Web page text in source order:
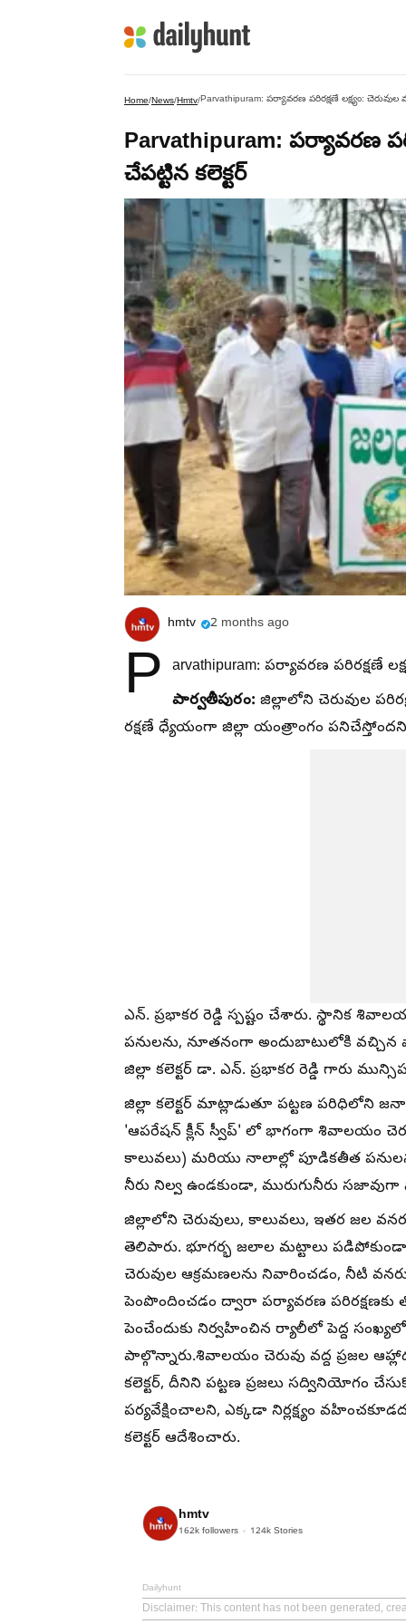
Home/News/Hmtv/Parvathipuram: పర్యావరణ పరిరక్షణే లక్ష్యం: చెరువుల
Parvathipuram: పర్యావరణ
చేపట్టిన కలెక్టర్
hmtv 2 months ago
P arvathipuram: పర్యావరణ పరిరక్షణే
పార్వతీపురం: జిల్లాలోని చెరువుల
రక్షణే ధ్యేయంగా జిల్లా యంత్రాంగం
ఎన్. ప్రభాకర రెడ్డి స్పష్టం చేశారు. స్థానిక
పనులను, నూతనంగా అందుబాటులోకి వచ్చిన
జిల్లా కలెక్టర్ డా. ఎన్. ప్రభాకర రెడ్డి గారు
​జిల్లా కలెక్టర్ మాట్లాడుతూ పట్టణ పరిధిలోని
'ఆపరేషన్ క్లీన్ స్వీప్' లో భాగంగా శివాలయం
కాలువలు) మరియు నాలాల్లో పూడికతీత
నీరు నిల్వ ఉండకుండా, మురుగునీరు
జిల్లాలోని చెరువులు, కాలువలు, ఇతర జల
తెలిపారు. భూగర్భ జలాల మట్టాలు పడిపోకుండా
చెరువుల ఆక్రమణలను నివారించడం, నీటి
పెంపొందించడం ద్వారా పర్యావరణ పరిరక్షణకు
పెంచేందుకు నిర్వహించిన ర్యాలీలో పెద్ద సంఖ్యలో
పాల్గొన్నారు.​శివాలయం చెరువు వద్ద ప్రజల
కలెక్టర్, దీనిని పట్టణ ప్రజలు సద్వినియోగం
పర్యవేక్షించాలని, ఎక్కడా నిర్లక్ష్యం
కలెక్టర్ ఆదేశించారు.
hmtv
162k followers 124k Stories
Dailyhunt
Disclaimer: This content has not been generated,